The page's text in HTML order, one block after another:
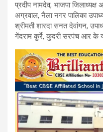
प्रदीप नामदेव, भाजपा
अग्रवाल, नैला नगर पालिका
श्रीमती शारदा सनत देवांगन,
गेंदराम कुर्रे, कुदरी सरपंच आर के